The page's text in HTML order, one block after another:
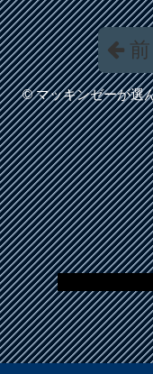
前
©マッキンゼーが選